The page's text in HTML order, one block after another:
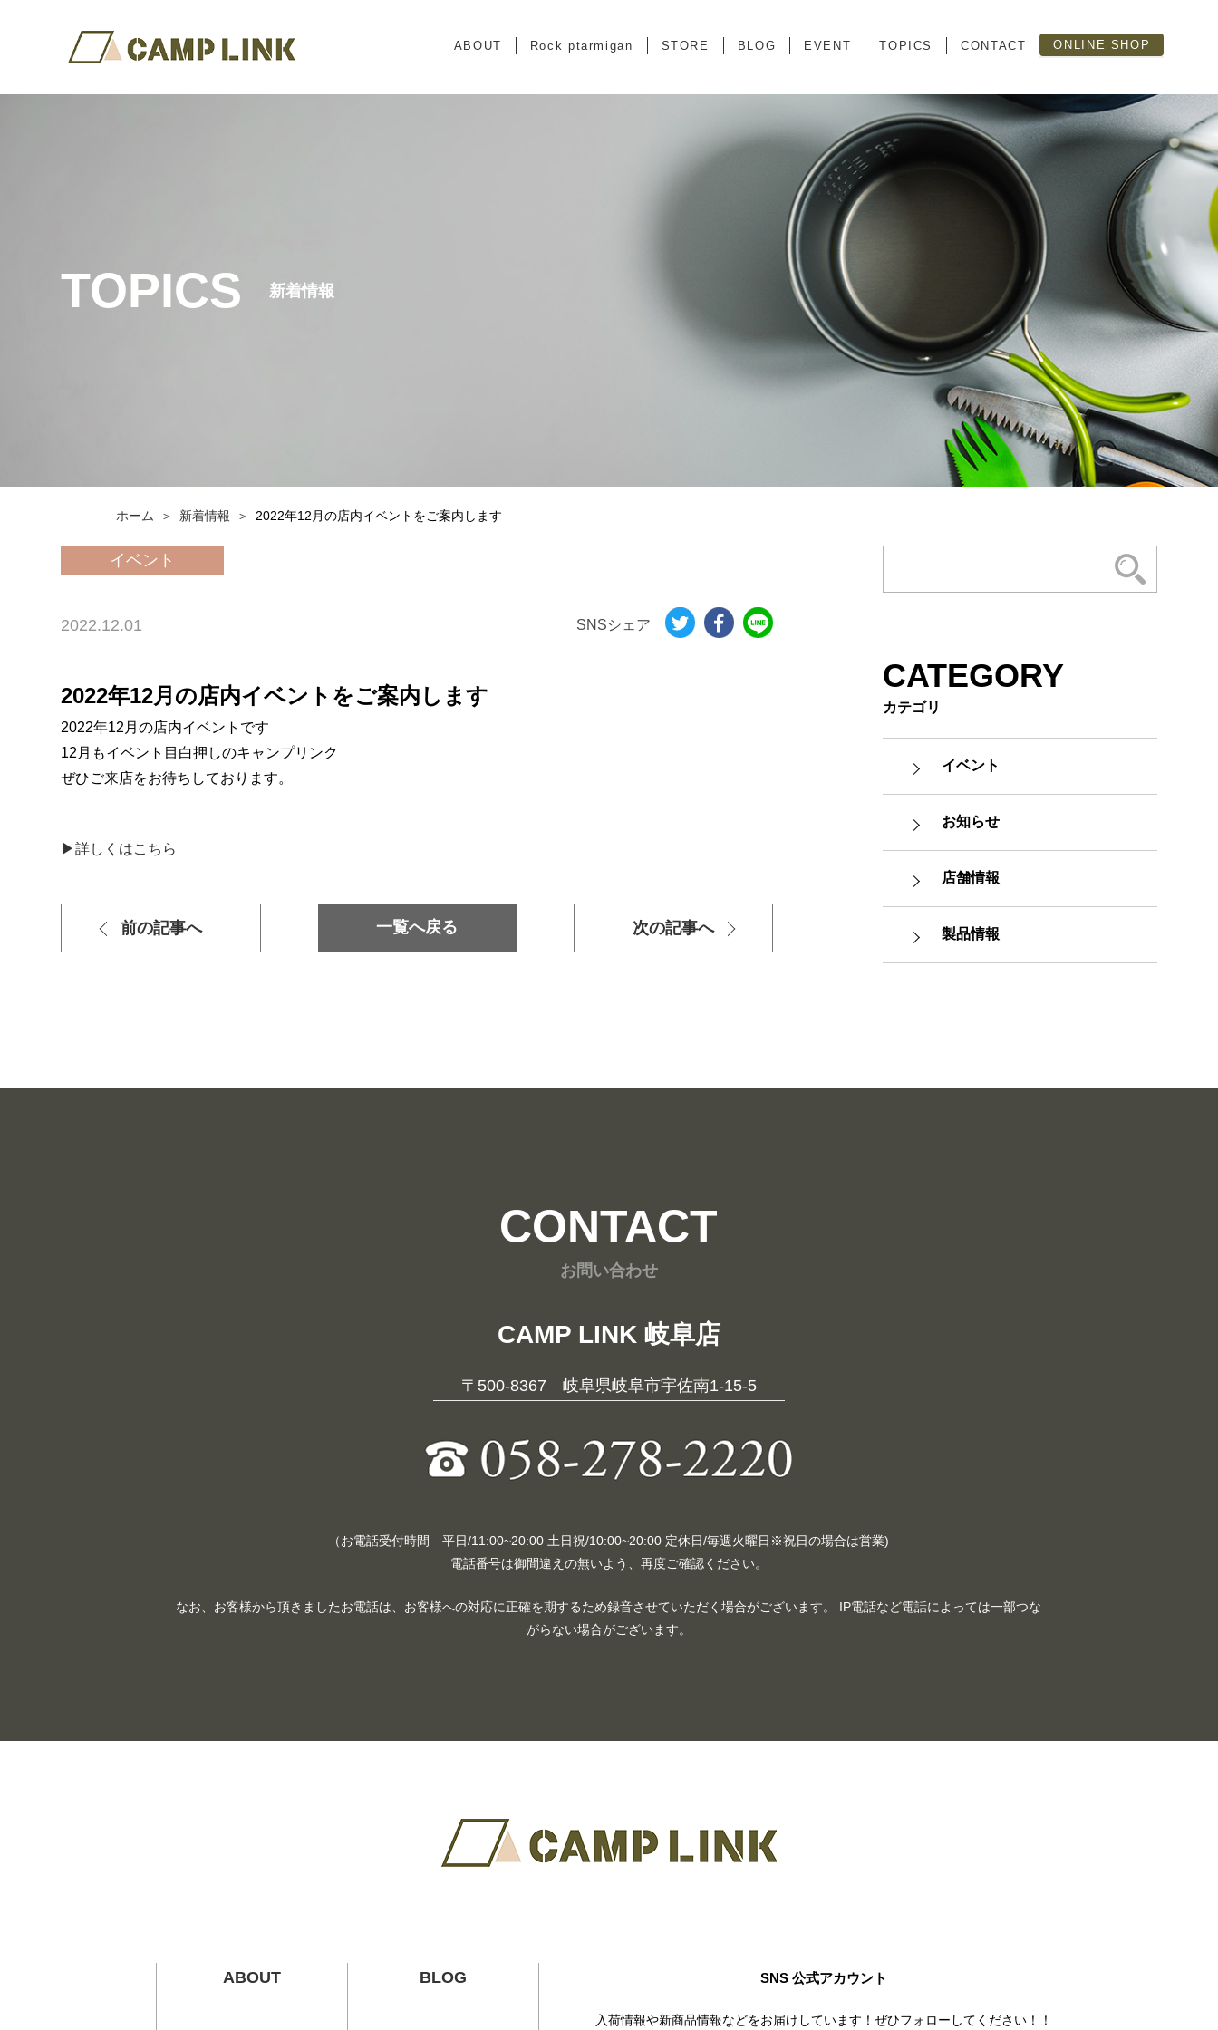
ABOUT Rock ptarmigan STORE BLOG EVENT TOPICS CONTACT ONLINE SHOP
TOPICS 新着情報
ホーム 新着情報 2022年12月の店内イベントをご案内します
イベント
2022.12.01 SNSシェア
2022年12月の店内イベントをご案内します
2022年12月の店内イベントです
12月もイベント目白押しのキャンプリンク
ぜひご来店をお待ちしております。
▶詳しくはこちら
前の記事へ 一覧へ戻る 次の記事へ
CATEGORY
カテゴリ
イベント
お知らせ
店舗情報
製品情報
CONTACT
お問い合わせ
CAMP LINK 岐阜店
〒500-8367 岐阜県岐阜市宇佐南1-15-5
（お電話受付時間 平日/11:00~20:00 土日祝/10:00~20:00 定休日/毎週火曜日※祝日の場合は営業)
電話番号は御間違えの無いよう、再度ご確認ください。
なお、お客様から頂きましたお電話は、お客様への対応に正確を期するため録音させていただく場合がございます。 IP電話など電話によっては一部つな
がらない場合がございます。
ABOUT BLOG SNS 公式アカウント
入荷情報や新商品情報などをお届けしています！ ぜひフォローしてください！！